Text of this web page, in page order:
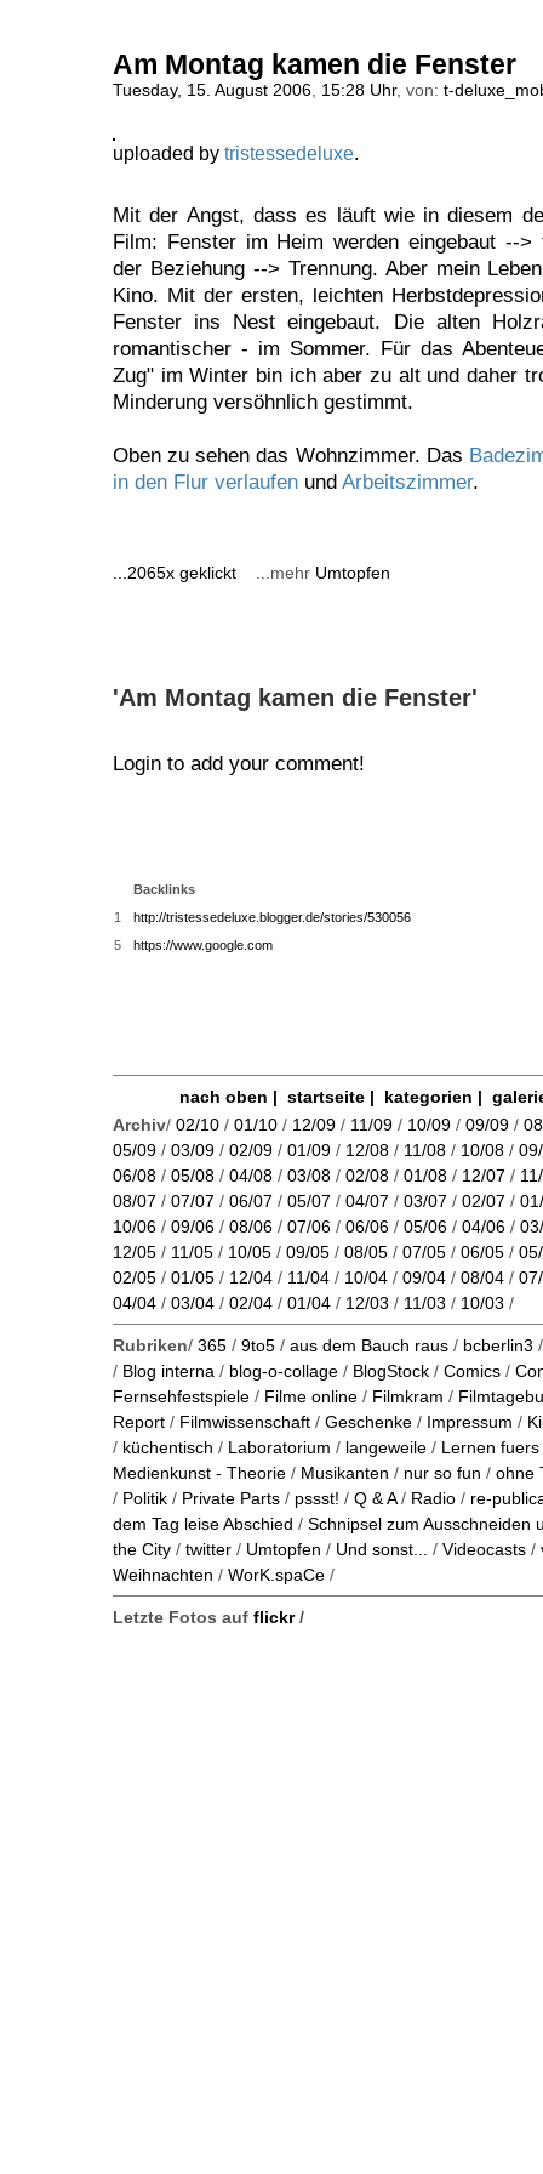
Am Montag kamen die Fenster
Tuesday, 15. August 2006, 15:28 Uhr, von: t-
uploaded by tristessedeluxe.
Mit der Angst, dass es läuft wie in diesem
Film: Fenster im Heim werden eingebaut --
der Beziehung --> Trennung. Aber mein
Kino. Mit der ersten, leichten
Fenster ins Nest eingebaut. Die alten
romantischer - im Sommer. Für das
Zug" im Winter bin ich aber zu alt und daher
Minderung versöhnlich gestimmt.
Oben zu sehen das Wohnzimmer. Das
in den Flur verlaufen und Arbeitszimmer.
...2065x geklickt ...mehr Umtopfen
'Am Montag kamen die Fenster'
Login to add your comment!
Backlinks
1
http://tristessedeluxe.blogger.de/stories/530056
5
https://www.google.com
nach oben | startseite| kategorien |
Archiv/ 02/10 / 01/10 / 12/09 / 11/09 / 10/09 / 09/09 /
05/09 / 03/09 / 02/09 / 01/09 / 12/08 / 11/08 / 10/08 /
06/08 / 05/08 / 04/08 / 03/08 / 02/08 / 01/08 / 12/07 /
08/07 / 07/07 / 06/07 / 05/07 / 04/07 / 03/07 / 02/07 /
10/06 / 09/06 / 08/06 / 07/06 / 06/06 / 05/06 / 04/06 /
12/05 / 11/05 / 10/05 / 09/05 / 08/05 / 07/05 / 06/05 /
02/05 / 01/05 / 12/04 / 11/04 / 10/04 / 09/04 / 08/04 /
04/04 / 03/04 / 02/04 / 01/04 / 12/03 / 11/03 / 10/03 /
Rubriken/ 365 / 9to5 / aus dem Bauch raus / bcberlin3
/ Blog interna / blog-o-collage / BlogStock / Comics /
Fernsehfestspiele / Filme online / Filmkram /
Report / Filmwissenschaft / Geschenke / Impressum /
/ küchentisch / Laboratorium / langeweile / Lernen
Medienkunst - Theorie / Musikanten / nur so fun / ohne
/ Politik / Private Parts / pssst! / Q & A/ Radio / re-
dem Tag leise Abschied / Schnipsel zum Ausschneiden
the City / twitter / Umtopfen / Und sonst... / Videocasts /
Weihnachten / WorK.spaCe /
Letzte Fotos auf flickr/